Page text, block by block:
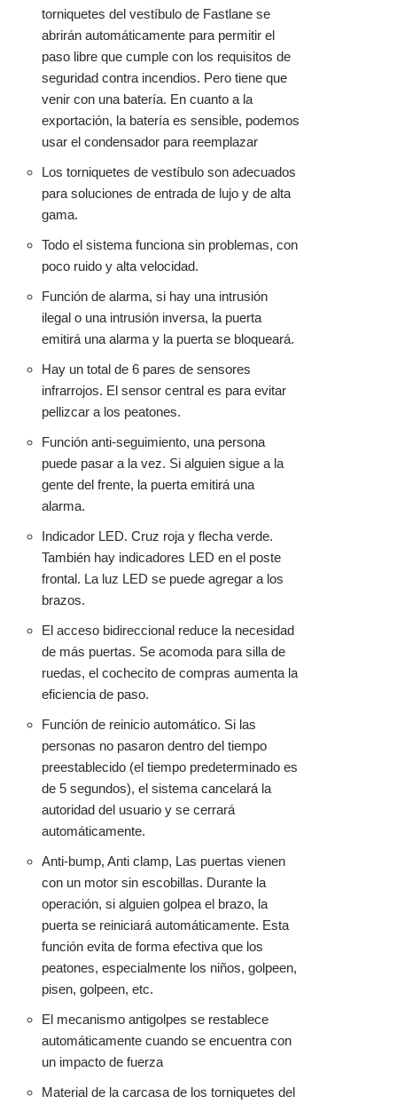
torniquetes del vestíbulo de Fastlane se
abrirán automáticamente para permitir el
paso libre que cumple con los requisitos de
seguridad contra incendios. Pero tiene que
venir con una batería. En cuanto a la
exportación, la batería es sensible, podemos
usar el condensador para reemplazar
Los torniquetes de vestíbulo son adecuados
para soluciones de entrada de lujo y de alta
gama.
Todo el sistema funciona sin problemas, con
poco ruido y alta velocidad.
Función de alarma, si hay una intrusión
ilegal o una intrusión inversa, la puerta
emitirá una alarma y la puerta se bloqueará.
Hay un total de 6 pares de sensores
infrarrojos. El sensor central es para evitar
pellizcar a los peatones.
Función anti-seguimiento, una persona
puede pasar a la vez. Si alguien sigue a la
gente del frente, la puerta emitirá una
alarma.
Indicador LED. Cruz roja y flecha verde.
También hay indicadores LED en el poste
frontal. La luz LED se puede agregar a los
brazos.
El acceso bidireccional reduce la necesidad
de más puertas. Se acomoda para silla de
ruedas, el cochecito de compras aumenta la
eficiencia de paso.
Función de reinicio automático. Si las
personas no pasaron dentro del tiempo
preestablecido (el tiempo predeterminado es
de 5 segundos), el sistema cancelará la
autoridad del usuario y se cerrará
automáticamente.
Anti-bump, Anti clamp, Las puertas vienen
con un motor sin escobillas. Durante la
operación, si alguien golpea el brazo, la
puerta se reiniciará automáticamente. Esta
función evita de forma efectiva que los
peatones, especialmente los niños, golpeen,
pisen, golpeen, etc.
El mecanismo antigolpes se restablece
automáticamente cuando se encuentra con
un impacto de fuerza
Material de la carcasa de los torniquetes del